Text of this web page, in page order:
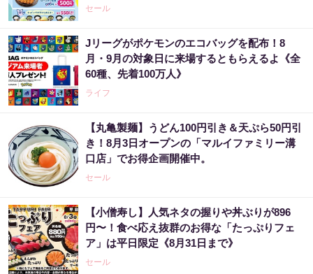
セール
Jリーグがポケモンのエコバッグを配布！8
月・9月の対象日に来場するともらえるよ《全
60種、先着100万人》
ライフ
【丸亀製麺】うどん100円引き＆天ぷら50円引
き！8月3日オープンの「マルイファミリー溝
口店」でお得企画開催中。
セール
【小僧寿し】人気ネタの握りや丼ぶりが896
円〜！食べ応え抜群のお得な「たっぷりフェ
ア」は平日限定《8月31日まで》
セール